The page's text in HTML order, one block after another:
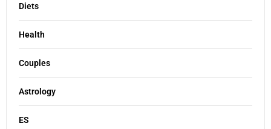
Diets
Health
Couples
Astrology
ES